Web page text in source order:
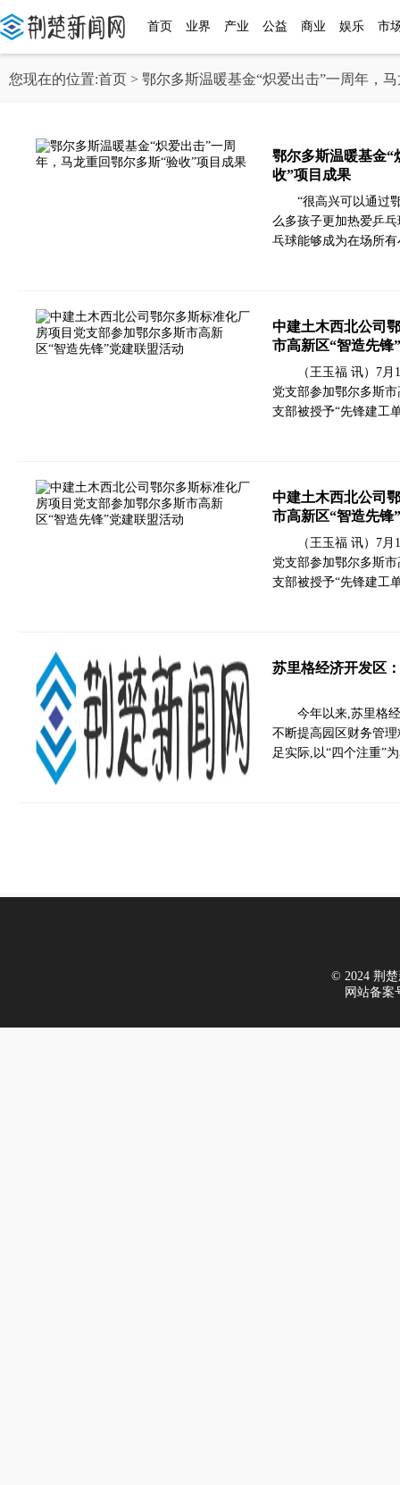
首页 业界 产业 公益 商业 娱乐 市
您现在的位置:首页 > 鄂尔多斯温暖基金“炽爱出击”一周年，
鄂尔多斯温暖基金“
收”项目成果
“很高兴可以通过
么多孩子更加热爱乒
乓球能够成为在场所
中建土木西北公司
市高新区“智造先锋
（王玉福 讯）7
党支部参加鄂尔多斯
支部被授予“先锋建工
中建土木西北公司
市高新区“智造先锋
（王玉福 讯）7
党支部参加鄂尔多斯
支部被授予“先锋建工
苏里格经济开发区
今年以来,苏里格
不断提高园区财务管
足实际,以“四个注重”
© 2024 荆楚
网站备案